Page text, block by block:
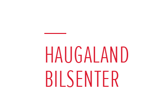
HAUGALAND
BILSENTER